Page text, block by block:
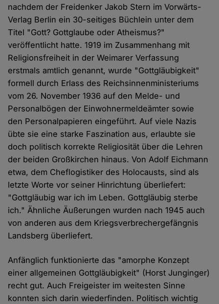
nachdem der Freidenker Jakob Stern im Vorwärts-
Verlag Berlin ein 30-seitiges Büchlein unter dem
Titel "Gott? Gottglaube oder Atheismus?"
veröffentlicht hatte. 1919 im Zusammenhang mit
Religionsfreiheit in der Weimarer Verfassung
erstmals amtlich genannt, wurde "Gottgläubigkeit"
formell durch Erlass des Reichsinnenministeriums
vom 26. November 1936 auf den Melde- und
Personalbögen der Ein­woh­nermeldeämter sowie
den Perso­nalpapieren eingeführt. Auf viele Nazis
übte sie eine starke Faszination aus, erlaubte sie
doch politisch korrekte Religiosität über die Lehren
der beiden Großkirchen hinaus. Von Adolf Eichmann
etwa, dem Chef­logistiker des Holocausts, sind als
letzte Worte vor seiner Hinrichtung über­liefert:
"Gottgläubig war ich im Leben. Gottgläubig sterbe
ich." Ähnliche Äußerungen wurden nach 1945 auch
von anderen aus dem Kriegs­verbrechergefängnis
Landsberg überliefert.
Anfänglich funktionierte das "amorphe Konzept
einer allgemeinen Gottgläubigkeit" (Horst Junginger)
recht gut. Auch Freigeister im weitesten Sinne
konnten sich darin wiederfinden. Politisch wichtig